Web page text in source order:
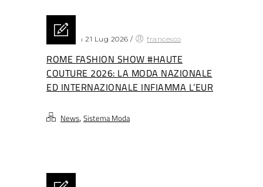
Posted on 21 Lug 2026 / francesco
ROME FASHION SHOW #HAUTE
COUTURE 2026: LA MODA NAZIONALE
ED INTERNAZIONALE INFIAMMA L’EUR
News, Sistema Moda